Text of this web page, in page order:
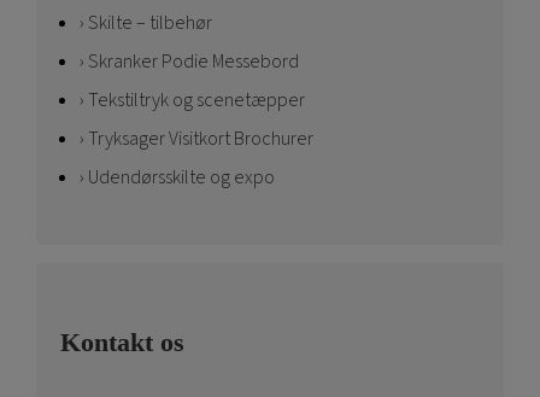
Skilte – tilbehør
Skranker Podie Messebord
Tekstiltryk og scenetæpper
Tryksager Visitkort Brochurer
Udendørsskilte og expo
Kontakt os